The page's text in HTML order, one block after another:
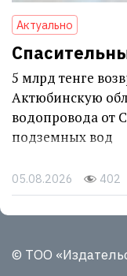
Актуально
5 млрд тенге
Актюбинскую
водопровода от
подземных вод
05.08.2026 402
© ТОО